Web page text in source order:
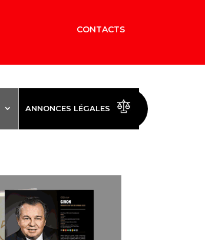
CONTACTS
ANNONCES LÉGALES